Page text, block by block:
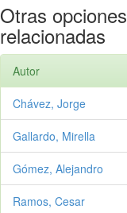
Otras opciones
relacionadas
Autor
Chávez, Jorge
Gallardo, Mirella
Gómez, Alejandro
Ramos, Cesar